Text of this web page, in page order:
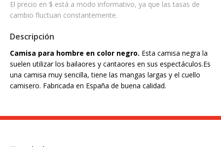
El precio en $ está a modo informativo, ya que las tasas de
cambio fluctuan constantemente.
Descripción
Camisa para hombre en color negro. Esta camisa negra la
suelen utilizar los bailaores y cantaores en sus espectáculos.Es
una camisa muy sencilla, tiene las mangas largas y el cuello
camisero. Fabricada en España de buena calidad.